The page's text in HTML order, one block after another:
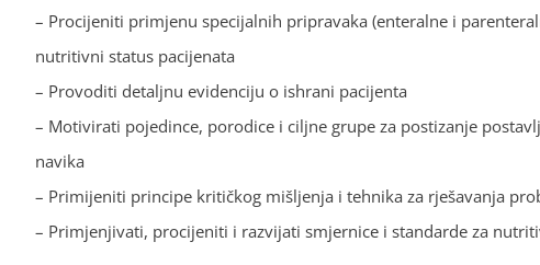
– Procijeniti primjenu specijalnih pripravaka (enteralne i
nutritivni status pacijenata
– Provoditi detaljnu evidenciju o ishrani pacijenta
– Motivirati pojedince, porodice i ciljne grupe za postizanje
navika
– Primijeniti principe kritičkog mišljenja i tehnika za rješavanja
– Primjenjivati, procijeniti i razvijati smjernice i standarde za